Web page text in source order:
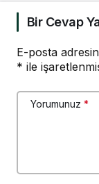
Bir Cevap
E-posta
* ile
Yorumunuz *